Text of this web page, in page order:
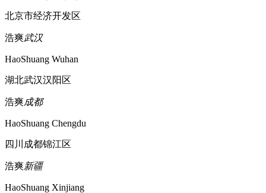
北京市经济开发区
浩爽武汉
HaoShuang Wuhan
湖北武汉汉阳区
浩爽成都
HaoShuang Chengdu
四川成都锦江区
浩爽新疆
HaoShuang Xinjiang